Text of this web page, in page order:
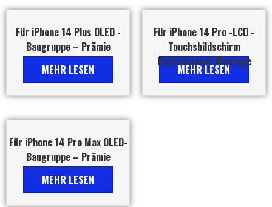
Für iPhone 14 Plus OLED -
Baugruppe – Prämie
MEHR LESEN
Für iPhone 14 Pro -LCD -
Touchsbildschirm
Digitalisierer Montage
MEHR LESEN
Für iPhone 14 Pro Max OLED-
Baugruppe – Prämie
MEHR LESEN